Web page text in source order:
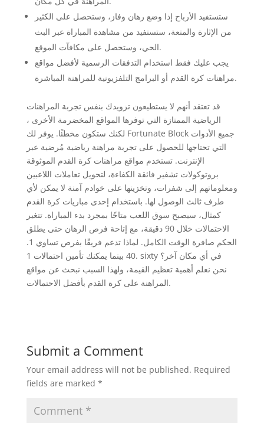
ستستفيد الأرباح إذا وضع رهان وفاز، وستحصل على الكثير
من الإثارة والمتعة، ستستفيد من مشاهدة المباراة عبر البث
الحي، وستحصل على مكافآت الموقع.
يجب عليك فقط استخدام التدفقات الرسمية لأفضل مواقع
مراهنات كرة القدم أو البرامج التلفزيونية للمراهنة المباشرة.
قد تعتقد أنهم لا يستطيعون تزويدك بنفس تجربة المراهنات
الرياضية الممتازة التي توفرها المواقع المخضرمة الأخرى ،
لكنك ستكون مخطئًا. يوفر لك Fortunate Block جميع الأدوات
التي تحتاجها للحصول على تجربة مراهنة رياضية مُرضية عبر
الإنترنت. تستخدم مواقع مراهنات كرة القدم الموثوقة
بروتوكولات تشفير فائقة الكفاءة، لتحويل تعاملات اللاعبين
ومعلوماتهم إلى شفرات، وتخزينها على خوادم آمنة لا يمكن لأي
طرف ثالث الوصول لها. باستخدام إحدى مباريات كرة القدم
كمثال، سيصبح سوق اللعب متاحًا بمجرد بدء المباراة. تتغير
الاحتمالات خلال 90 دقيقة، مع إتاحة فرص الرهان حتى يطلق
الحكم صافرة الوقت الكامل. لماذا تدعم فريقًا بفرص تساوي 1.
40 بينما يمكنك تأمين احتمالات 1. sixty في أي مكان آخر؟
نحن نعلم أهمية تعظيم القيمة، ولهذا السبب نبحث عن مواقع
المراهنة على كرة القدم بأفضل الاحتمالات.
Submit a Comment
Your email address will not be published. Required
fields are marked *